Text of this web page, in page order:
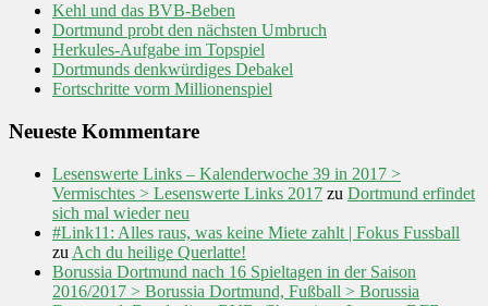
Kehl und das BVB-Beben
Dortmund probt den nächsten Umbruch
Herkules-Aufgabe im Topspiel
Dortmunds denkwürdiges Debakel
Fortschritte vorm Millionenspiel
Neueste Kommentare
Lesenswerte Links – Kalenderwoche 39 in 2017 >
Vermischtes > Lesenswerte Links 2017 zu Dortmund erfindet
sich mal wieder neu
#Link11: Alles raus, was keine Miete zahlt | Fokus Fussball
zu Ach du heilige Querlatte!
Borussia Dortmund nach 16 Spieltagen in der Saison
2016/2017 > Borussia Dortmund, Fußball > Borussia